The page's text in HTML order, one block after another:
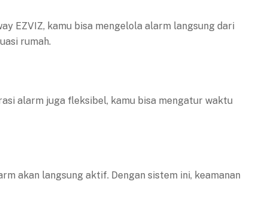
EZVIZ, kamu bisa mengelola alarm langsung dari
rumah.
alarm juga fleksibel, kamu bisa mengatur waktu
akan langsung aktif. Dengan sistem ini, keamanan